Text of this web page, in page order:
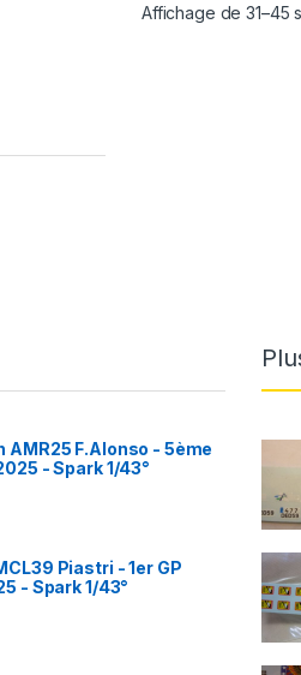
Affichage de 31–45
AMR25 F.Alonso - 5ème
- Spark 1/43°
Piastri - 1er GP
- Spark 1/43°